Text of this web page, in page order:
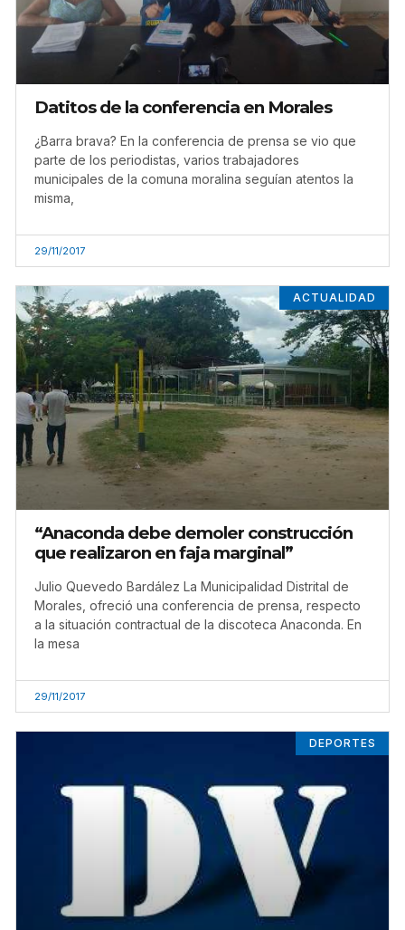
Datitos de la conferencia en Morales
¿Barra brava? En la conferencia de prensa se vio que
parte de los periodistas, varios trabajadores
municipales de la comuna moralina seguían atentos la
misma,
29/11/2017
ACTUALIDAD
“Anaconda debe demoler construcción
que realizaron en faja marginal”
Julio Quevedo Bardález La Municipalidad Distrital de
Morales, ofreció una conferencia de prensa, respecto
a la situación contractual de la discoteca Anaconda. En
la mesa
29/11/2017
DEPORTES